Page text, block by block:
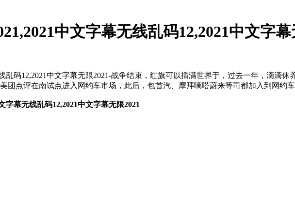
中文字幕无线乱码12,2021中文字
乱码12,2021中文字幕无限2021-战争结束，红旗可以插满世界于，过去一年，滴滴
团点评在南试点进入网约车市场，此后，包首汽、摩拜嘀嗒蔚来等司都加入到网约
字幕无线乱码12,2021中文字幕无限2021